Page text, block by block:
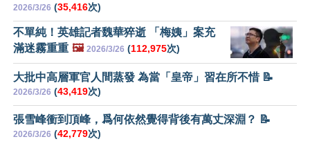
2026/3/26 (35,416次)
不單純！英雄記者魏華猝逝 「梅姨」案充
滿迷霧重重 🖼️ 2026/3/26 (112,975次)
大批中高層軍官人間蒸發 為當「皇帝」習在所不惜 📝
2026/3/26 (43,419次)
張雪峰衝到頂峰，爲何依然覺得背後有萬丈深淵？ 📝
2026/3/26 (42,779次)